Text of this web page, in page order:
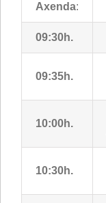
Axenda:
09:30h.
09:35h.
10:00h.
10:30h.